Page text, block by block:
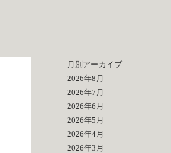
月別アーカイブ
2026年8月
2026年7月
2026年6月
2026年5月
2026年4月
2026年3月